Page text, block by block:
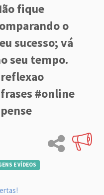
fique
o
sucesso; vá
seu tempo.
#online
E VÍDEOS